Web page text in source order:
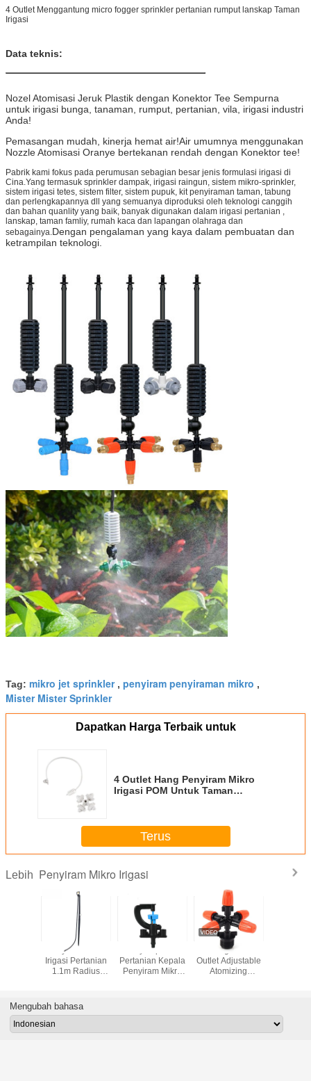
4 Outlet Menggantung micro fogger sprinkler pertanian rumput lanskap Taman
Irigasi
Data teknis:
Mengalir:
32-90H / L.
Jarak Semprot (Radius)0,5-1,0m
Nozel Atomisasi Jeruk Plastik dengan Konektor Tee Sempurna
untuk irigasi bunga, tanaman, rumput, pertanian, vila, irigasi industri
Anda!
Pemasangan mudah, kinerja hemat air!Air umumnya menggunakan
Nozzle Atomisasi Oranye bertekanan rendah dengan Konektor tee!
Pabrik kami fokus pada perumusan sebagian besar jenis formulasi irigasi di
Cina.Yang termasuk sprinkler dampak, irigasi raingun, sistem mikro-sprinkler,
sistem irigasi tetes, sistem filter, sistem pupuk, kit penyiraman taman, tabung
dan perlengkapannya dll yang semuanya diproduksi oleh teknologi canggih
dan bahan quanlity yang baik, banyak digunakan dalam irigasi pertanian ,
lanskap, taman famliy, rumah kaca dan lapangan olahraga dan
sebagainya.Dengan pengalaman yang kaya dalam pembuatan dan
ketrampilan teknologi.
Tag: mikro jet sprinkler, penyiram penyiraman mikro ,
Mister Mister Sprinkler
Dapatkan Harga Terbaik untuk
4 Outlet Hang Penyiram Mikro
Irigasi POM Untuk Taman
Terus
Lebih Penyiram Mikro Irigasi
Penyiram Mikro
Irigasi Pertanian
1.1m Radius
Penyemprotan
Pertanian Kepala
Penyiram Mikro
Orange Five
Outlet Adjustable
Atomizing
Mengubah bahasa